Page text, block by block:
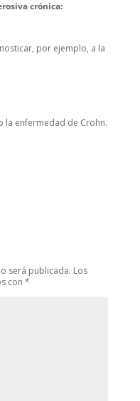
crónica:
por ejemplo, a la
la enfermedad de Crohn.
será publicada. Los
con *